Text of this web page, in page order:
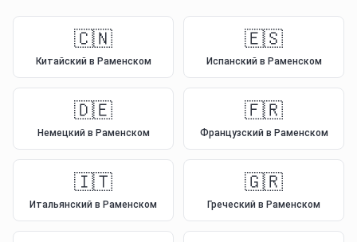
🇨🇳
Китайский в Раменском
🇪🇸
Испанский в Раменском
🇩🇪
Немецкий в Раменском
🇫🇷
Французский в Раменском
🇮🇹
Итальянский в Раменском
🇬🇷
Греческий в Раменском